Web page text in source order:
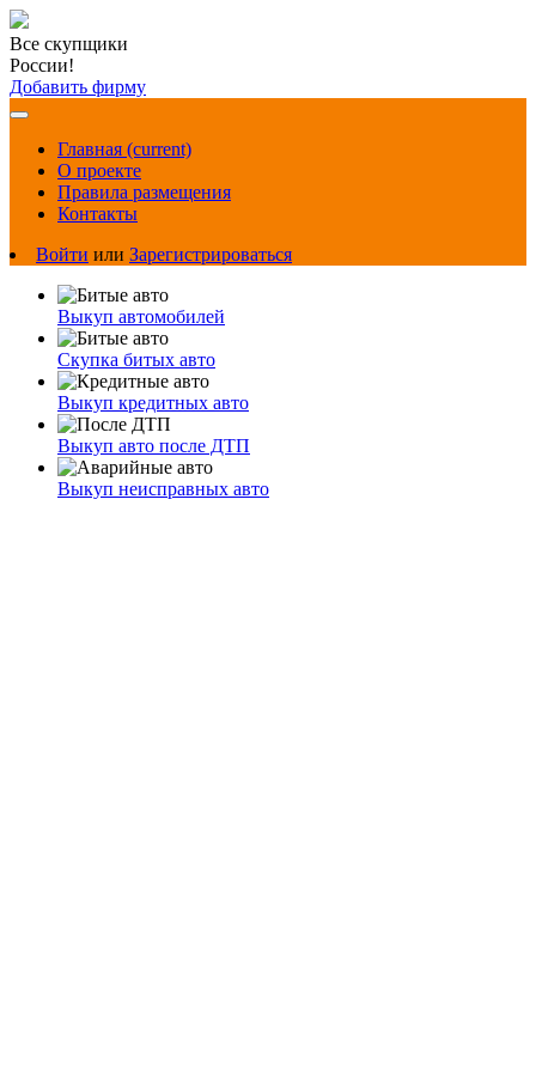
Все скупщики
России!
Добавить фирму
Главная (current)
О проекте
Правила размещения
Контакты
Войти или Зарегистрироваться
Выкуп автомобилей
Скупка битых авто
Выкуп кредитных авто
Выкуп авто после ДТП
Выкуп неисправных авто